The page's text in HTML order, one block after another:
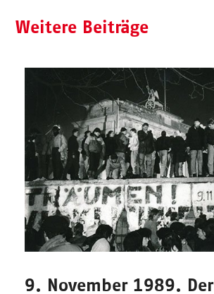
Weitere Beiträge
9. November 1989. Der